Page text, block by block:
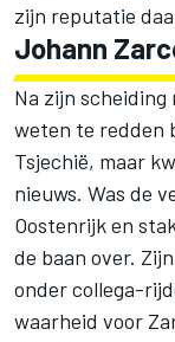
zijn reputatie
Johann
Na zijn
weten te redden
Tsjechië, maar
nieuws. Was de
Oostenrijk en
de baan over.
onder collega-
waarheid voor